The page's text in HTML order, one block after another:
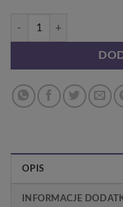
ilość Kiwi Aktinidia
OPIS
INFORMACJE